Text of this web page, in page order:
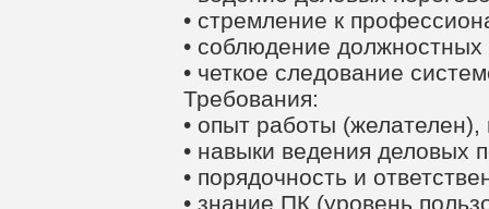
• стремление к
• соблюдение должностных
• четкое следование
Требования:
• опыт работы (желателен),
• навыки ведения деловых
• порядочность и
• знание ПК (уровень